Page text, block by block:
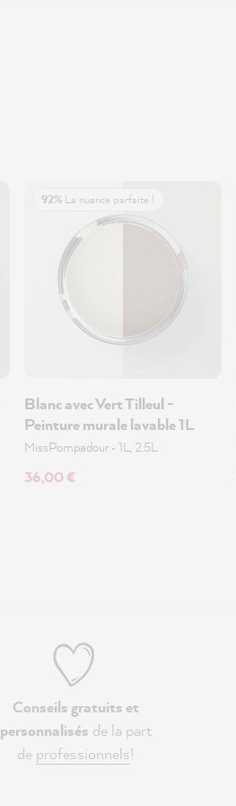
92% La nuance parfaite !
Blanc avec Vert Tilleul -
Peinture murale lavable 1L
MissPompadour • 1L, 2.5L
36,00 €
Conseils gratuits et
personnalisés de la part
de professionnels!